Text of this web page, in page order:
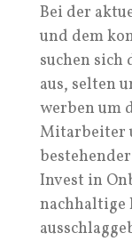
Bei der
und dem
suchen sich
aus, selten
werben um
Mitarbeiter
Invest in